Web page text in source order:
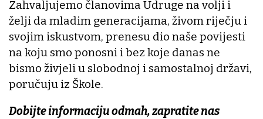
Zahvaljujemo članovima Udruge na volji i
želji da mladim generacijama, živom riječju i
svojim iskustvom, prenesu dio naše povijesti
na koju smo ponosni i bez koje danas ne
bismo živjeli u slobodnoj i samostalnoj državi,
poručuju iz Škole.
Dobijte informaciju odmah, zapratite nas